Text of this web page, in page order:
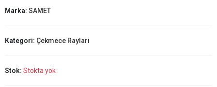
Marka: SAMET
Kategori: Çekmece Rayları
Stok: Stokta yok